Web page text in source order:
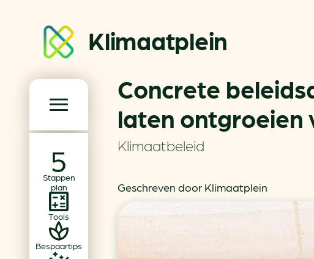
Klimaatplein
Stappen
plan
Tools
Bespaartips
Klimaatplein
Hoofd­navigatie
Partners
Word partner
Contact
Concrete
laten ontgroeien
Klimaatbeleid
Geschreven door Klimaatplein